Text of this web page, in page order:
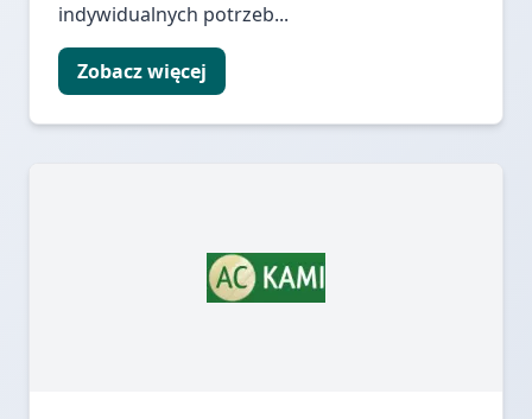
indywidualnych potrzeb...
Zobacz więcej